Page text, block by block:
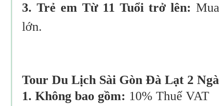
3. Trẻ em Từ 11 Tuổi trở lên:
lớn.
Tour Du Lịch Sài Gòn Đà Lạt 2
1. Không bao gồm: 10% Thuế VAT